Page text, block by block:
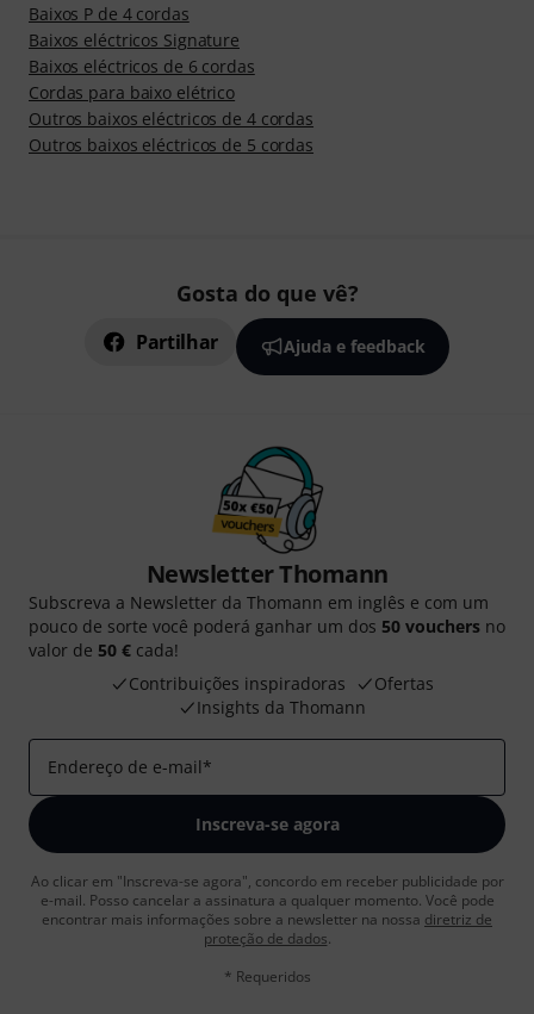
Baixos P de 4 cordas
Baixos eléctricos Signature
Baixos eléctricos de 6 cordas
Cordas para baixo elétrico
Outros baixos eléctricos de 4 cordas
Outros baixos eléctricos de 5 cordas
Gosta do que vê?
Partilhar Ajuda e feedback
Newsletter Thomann
Subscreva a Newsletter da Thomann em inglês e com um
pouco de sorte você poderá ganhar um dos 50 vouchers no
valor de 50 € cada!
Contribuições inspiradoras
Ofertas
Insights da Thomann
Endereço de e-mail*
Inscreva-se agora
Ao clicar em "Inscreva-se agora", concordo em receber publicidade por
e-mail. Posso cancelar a assinatura a qualquer momento. Você pode
encontrar mais informações sobre a newsletter na nossa diretriz de
proteção de dados.
* Requeridos